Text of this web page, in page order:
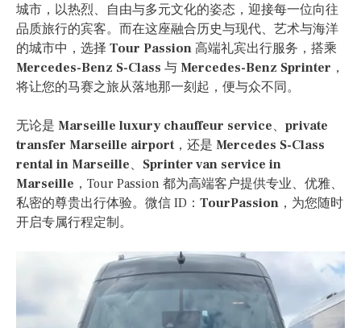
城市，以热烈、自由与多元文化的姿态，迎接每一位向往
品质旅行的宾客。而在这座融合历史与现代、艺术与海洋
的城市中，选择 Tour Passion 高端礼宾出行服务，搭乘
Mercedes-Benz S-Class 与 Mercedes-Benz Sprinter ，
将让您的马赛之旅从落地那一刻起，便与众不同。
无论是 Marseille luxury chauffeur service、 private
transfer Marseille airport，还是 Mercedes S-Class
rental in Marseille、 Sprinter van service in
Marseille ，Tour Passion 都为高端客户提供专业、优雅、
私密的尊贵出行体验。微信 ID： TourPassion ，为您随时
开启专属行程定制。